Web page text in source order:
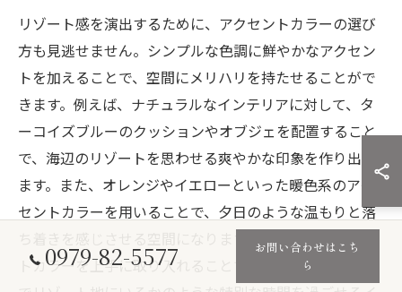
リゾート感を演出するために、アクセントカラーの選び
方も見逃せません。シンプルな色調に鮮やかなアクセン
トを加えることで、空間にメリハリを持たせることがで
きます。例えば、ナチュラルなインテリアに対して、タ
ーコイズブルーのクッションやオブジェを配置すること
で、海辺のリゾートを思わせる爽やかな印象を作り出し
ます。また、オレンジやイエローといった暖色系のアク
セントカラーを用いることで、夕日のような温もりと落
ち着きを感じさせる空間になります。これらのアクセン
トカラーを上手に取り入れることで、個性豊かで、まる
0979-82-5577
お問い合わせはこち
ら